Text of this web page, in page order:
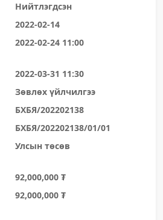
Нийтлэгдсэн
2022-02-14
2022-02-24 11:00
2022-03-31 11:30
Зөвлөх үйлчилгээ
БХБЯ/202202138
БХБЯ/202202138/01/01
Улсын төсөв
92,000,000 ₮
92,000,000 ₮